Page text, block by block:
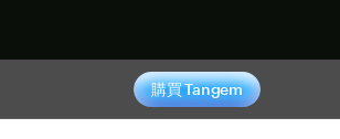
購買 Tangem